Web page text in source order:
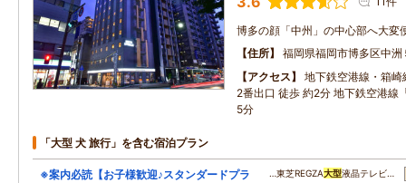
博多の顔「中州」の中心部へ大変
住所
福岡県福岡市博多区中洲
アクセス
地下鉄空港線・箱
2番出口 徒歩 約2分 地下鉄空港線
5分
「大型 犬 旅行」を含む宿泊プラン
※案内必読【お子様歓迎♪スタンダードプラ
…東芝REGZA大型液晶テレビ…